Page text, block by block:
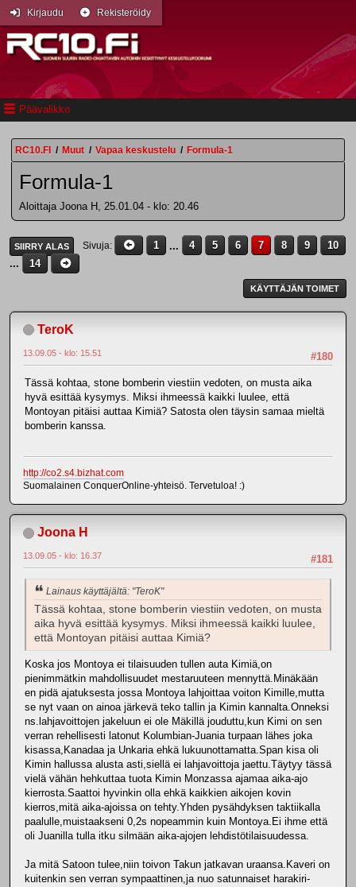
Päävalikko
Kirjaudu Rekisteröidy
RC10.FI / Muut / Vapaa keskustelu / Formula-1
Formula-1
Aloittaja Joona H, 25.01.04 - klo: 20.46
SIIRRY ALAS Sivuja 1 ... 4 5 6 7 8 9
10
...
14
KÄYTTÄJÄN TOIMET
TeroK
#180
13.09.05 - klo: 15.51
Tässä kohtaa, stone bomberin viestiin vedoten, on musta aika
hyvä esittää kysymys. Miksi ihmeessä kaikki luulee, että
Montoyan pitäisi auttaa Kimiä? Satosta olen täysin samaa mieltä
bomberin kanssa.
http://co2.s4.bizhat.com
Suomalainen ConquerOnline-yhteisö. Tervetuloa! :)
Joona H
#181
13.09.05 - klo: 16.37
Lainaus käyttäjältä: "TeroK"
Tässä kohtaa, stone bomberin viestiin vedoten, on musta
aika hyvä esittää kysymys. Miksi ihmeessä kaikki luulee,
että Montoyan pitäisi auttaa Kimiä?
Koska jos Montoya ei tilaisuuden tullen auta Kimiä,on
pienimmätkin mahdollisuudet mestaruuteen mennyttä.Minäkään
en pidä ajatuksesta jossa Montoya lahjoittaa voiton Kimille,mutta
se nyt vaan on ainoa järkevä teko tallin ja Kimin kannalta.Onneksi
ns.lahjavoittojen jakeluun ei ole Mäkillä jouduttu,kun Kimi on sen
verran rehellisesti latonut Kolumbian-Juania turpaan lähes joka
kisassa,Kanadaa ja Unkaria ehkä lukuunottamatta.Span kisa oli
Kimin hallussa alusta asti,siellä ei lahjavoittoja jaettu.Täytyy tässä
vielä vähän hehkuttaa tuota Kimin Monzassa ajamaa aika-ajo
kierrosta.Saattoi hyvinkin olla ehkä kaikkien aikojen kovin
kierros,mitä aika-ajoissa on tehty.Yhden pysähdyksen taktiikalla
paalulle,muistaakseni 0,2s nopeammin kuin Montoya.Ei ihme että
oli Juanilla tulla itku silmään aika-ajojen lehdistötilaisuudessa.
Ja mitä Satoon tulee,niin toivon Takun jatkavan uraansa.Kaveri on
kuitenkin sen verran sympaattinen,ja nuo satunnaiset harakiri-